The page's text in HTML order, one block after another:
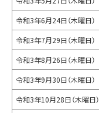
令和3年6月24日（木曜日）
令和3年7月29日（木曜日）
令和3年8月26日（木曜日）
令和3年9月30日（木曜日）
令和3年10月28日（木曜日）